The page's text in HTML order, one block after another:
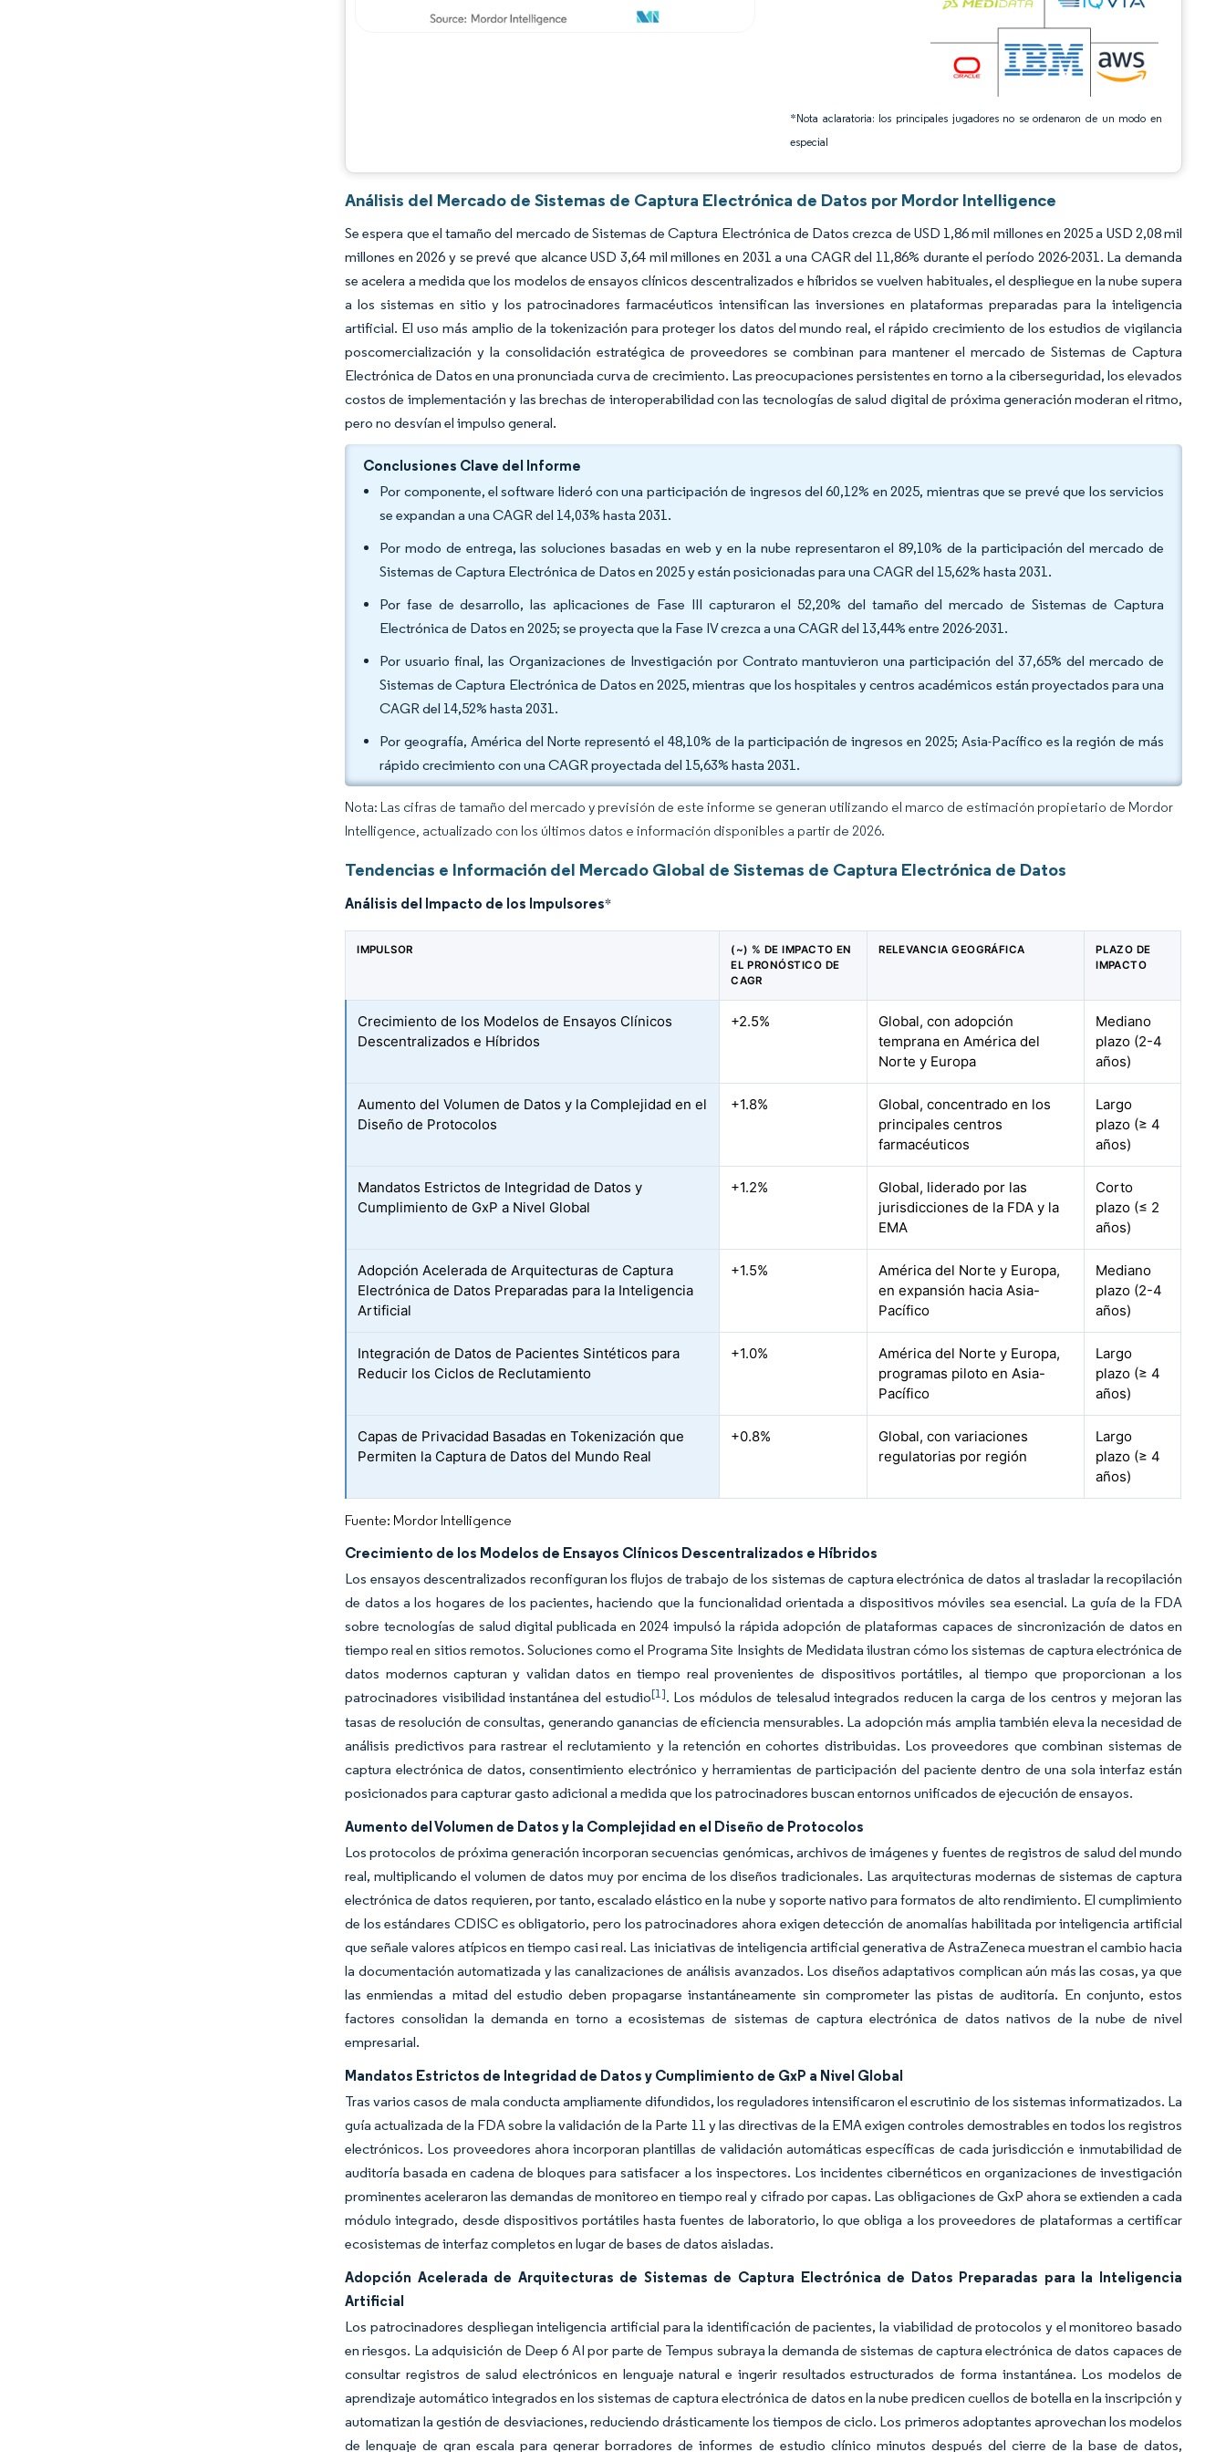
*Nota aclaratoria: los principales jugadores no se ordenaron de un modo en
especial
Análisis del Mercado de Sistemas de Captura Electrónica de Datos por Mordor Intelligence
Se espera que el tamaño del mercado de Sistemas de Captura Electrónica de Datos crezca de USD 1,86 mil millones en 2025 a USD 2,08 mil
millones en 2026 y se prevé que alcance USD 3,64 mil millones en 2031 a una CAGR del 11,86% durante el período 2026-2031. La demanda
se acelera a medida que los modelos de ensayos clínicos descentralizados e híbridos se vuelven habituales, el despliegue en la nube supera
a los sistemas en sitio y los patrocinadores farmacéuticos intensifican las inversiones en plataformas preparadas para la inteligencia
artificial. El uso más amplio de la tokenización para proteger los datos del mundo real, el rápido crecimiento de los estudios de vigilancia
poscomercialización y la consolidación estratégica de proveedores se combinan para mantener el mercado de Sistemas de Captura
Electrónica de Datos en una pronunciada curva de crecimiento. Las preocupaciones persistentes en torno a la ciberseguridad, los elevados
costos de implementación y las brechas de interoperabilidad con las tecnologías de salud digital de próxima generación moderan el ritmo,
pero no desvían el impulso general.
Conclusiones Clave del Informe
Por componente, el software lideró con una participación de ingresos del 60,12% en 2025, mientras que se prevé que los servicios
se expandan a una CAGR del 14,03% hasta 2031.
Por modo de entrega, las soluciones basadas en web y en la nube representaron el 89,10% de la participación del mercado de
Sistemas de Captura Electrónica de Datos en 2025 y están posicionadas para una CAGR del 15,62% hasta 2031.
Por fase de desarrollo, las aplicaciones de Fase III capturaron el 52,20% del tamaño del mercado de Sistemas de Captura
Electrónica de Datos en 2025; se proyecta que la Fase IV crezca a una CAGR del 13,44% entre 2026-2031.
Por usuario final, las Organizaciones de Investigación por Contrato mantuvieron una participación del 37,65% del mercado de
Sistemas de Captura Electrónica de Datos en 2025, mientras que los hospitales y centros académicos están proyectados para una
CAGR del 14,52% hasta 2031.
Por geografía, América del Norte representó el 48,10% de la participación de ingresos en 2025; Asia-Pacífico es la región de más
rápido crecimiento con una CAGR proyectada del 15,63% hasta 2031.
Nota: Las cifras de tamaño del mercado y previsión de este informe se generan utilizando el marco de estimación propietario de Mordor
Intelligence, actualizado con los últimos datos e información disponibles a partir de 2026.
Tendencias e Información del Mercado Global de Sistemas de Captura Electrónica de Datos
Análisis del Impacto de los Impulsores*
IMPULSOR
(~) % DE IMPACTO EN
EL PRONÓSTICO DE
CAGR
RELEVANCIA GEOGRÁFICA
PLAZO DE
IMPACTO
Crecimiento de los Modelos de Ensayos Clínicos
Descentralizados e Híbridos
+2.5%
Global, con adopción
temprana en América del
Norte y Europa
Mediano
plazo (2-4
años)
Aumento del Volumen de Datos y la Complejidad en el
Diseño de Protocolos
+1.8%
Global, concentrado en los
principales centros
farmacéuticos
Largo
plazo (≥ 4
años)
Mandatos Estrictos de Integridad de Datos y
Cumplimiento de GxP a Nivel Global
+1.2%
Global, liderado por las
jurisdicciones de la FDA y la
EMA
Corto
plazo (≤ 2
años)
Adopción Acelerada de Arquitecturas de Captura
Electrónica de Datos Preparadas para la Inteligencia
Artificial
+1.5%
América del Norte y Europa,
en expansión hacia Asia-
Pacífico
Mediano
plazo (2-4
años)
Integración de Datos de Pacientes Sintéticos para
Reducir los Ciclos de Reclutamiento
+1.0%
América del Norte y Europa,
programas piloto en Asia-
Pacífico
Largo
plazo (≥ 4
años)
Capas de Privacidad Basadas en Tokenización que
Permiten la Captura de Datos del Mundo Real
+0.8%
Global, con variaciones
regulatorias por región
Largo
plazo (≥ 4
años)
Fuente: Mordor Intelligence
Crecimiento de los Modelos de Ensayos Clínicos Descentralizados e Híbridos
Los ensayos descentralizados reconfiguran los flujos de trabajo de los sistemas de captura electrónica de datos al trasladar la recopilación
de datos a los hogares de los pacientes, haciendo que la funcionalidad orientada a dispositivos móviles sea esencial. La guía de la FDA
sobre tecnologías de salud digital publicada en 2024 impulsó la rápida adopción de plataformas capaces de sincronización de datos en
tiempo real en sitios remotos. Soluciones como el Programa Site Insights de Medidata ilustran cómo los sistemas de captura electrónica de
datos modernos capturan y validan datos en tiempo real provenientes de dispositivos portátiles, al tiempo que proporcionan a los
patrocinadores visibilidad instantánea del estudio[1]. Los módulos de telesalud integrados reducen la carga de los centros y mejoran las
tasas de resolución de consultas, generando ganancias de eficiencia mensurables. La adopción más amplia también eleva la necesidad de
análisis predictivos para rastrear el reclutamiento y la retención en cohortes distribuidas. Los proveedores que combinan sistemas de
captura electrónica de datos, consentimiento electrónico y herramientas de participación del paciente dentro de una sola interfaz están
posicionados para capturar gasto adicional a medida que los patrocinadores buscan entornos unificados de ejecución de ensayos.
Aumento del Volumen de Datos y la Complejidad en el Diseño de Protocolos
Los protocolos de próxima generación incorporan secuencias genómicas, archivos de imágenes y fuentes de registros de salud del mundo
real, multiplicando el volumen de datos muy por encima de los diseños tradicionales. Las arquitecturas modernas de sistemas de captura
electrónica de datos requieren, por tanto, escalado elástico en la nube y soporte nativo para formatos de alto rendimiento. El cumplimiento
de los estándares CDISC es obligatorio, pero los patrocinadores ahora exigen detección de anomalías habilitada por inteligencia artificial
que señale valores atípicos en tiempo casi real. Las iniciativas de inteligencia artificial generativa de AstraZeneca muestran el cambio hacia
la documentación automatizada y las canalizaciones de análisis avanzados. Los diseños adaptativos complican aún más las cosas, ya que
las enmiendas a mitad del estudio deben propagarse instantáneamente sin comprometer las pistas de auditoría. En conjunto, estos
factores consolidan la demanda en torno a ecosistemas de sistemas de captura electrónica de datos nativos de la nube de nivel
empresarial.
Mandatos Estrictos de Integridad de Datos y Cumplimiento de GxP a Nivel Global
Tras varios casos de mala conducta ampliamente difundidos, los reguladores intensificaron el escrutinio de los sistemas informatizados. La
guía actualizada de la FDA sobre la validación de la Parte 11 y las directivas de la EMA exigen controles demostrables en todos los registros
electrónicos. Los proveedores ahora incorporan plantillas de validación automáticas específicas de cada jurisdicción e inmutabilidad de
auditoría basada en cadena de bloques para satisfacer a los inspectores. Los incidentes cibernéticos en organizaciones de investigación
prominentes aceleraron las demandas de monitoreo en tiempo real y cifrado por capas. Las obligaciones de GxP ahora se extienden a cada
módulo integrado, desde dispositivos portátiles hasta fuentes de laboratorio, lo que obliga a los proveedores de plataformas a certificar
ecosistemas de interfaz completos en lugar de bases de datos aisladas.
Adopción Acelerada de Arquitecturas de Sistemas de Captura Electrónica de Datos Preparadas para la Inteligencia
Artificial
Los patrocinadores despliegan inteligencia artificial para la identificación de pacientes, la viabilidad de protocolos y el monitoreo basado
en riesgos. La adquisición de Deep 6 AI por parte de Tempus subraya la demanda de sistemas de captura electrónica de datos capaces de
consultar registros de salud electrónicos en lenguaje natural e ingerir resultados estructurados de forma instantánea. Los modelos de
aprendizaje automático integrados en los sistemas de captura electrónica de datos en la nube predicen cuellos de botella en la inscripción y
automatizan la gestión de desviaciones, reduciendo drásticamente los tiempos de ciclo. Los primeros adoptantes aprovechan los modelos
de lenguaje de gran escala para generar borradores de informes de estudio clínico minutos después del cierre de la base de datos,